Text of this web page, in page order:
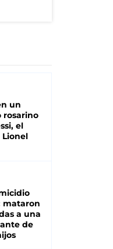
un
rosarino
el
mataron
a una
de